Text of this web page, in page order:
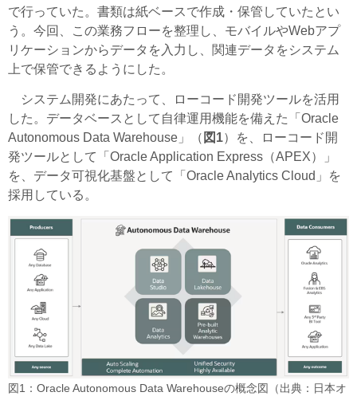
で行っていた。書類は紙ベースで作成・保管していたとい
う。今回、この業務フローを整理し、モバイルやWebアプ
リケーションからデータを入力し、関連データをシステム
上で保管できるようにした。
システム開発にあたって、ローコード開発ツールを活用
した。データベースとして自律運用機能を備えた「Oracle
Autonomous Data Warehouse」（ 図1）を、ローコード開
発ツールとして「Oracle Application Express（APEX）」
を、データ可視化基盤として「Oracle Analytics Cloud」を
採用している。
図1：Oracle Autonomous Data Warehouseの概念図（出典：日本オ